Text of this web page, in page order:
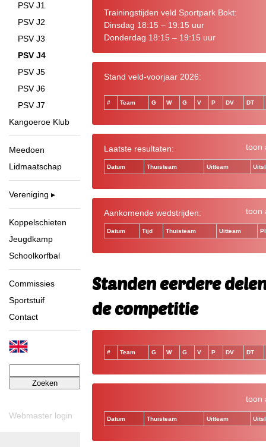
PSV J1
PSV J2
PSV J3
PSV J4
PSV J5
PSV J6
PSV J7
Kangoeroe Klub
Meedoen
Lidmaatschap
Vereniging
Koppelschieten
Jeugdkamp
Schoolkorfbal
Commissies
Sportstuif
Contact
naar:
Webmaster login
Trainingstijden veld Sportpark Bokt:
Dinsdag 18:15 – 19:15 uur
Donderdag 18:15 – 19:15 uur
Stand veld-voorjaar 2026:
# Team G W G V P DV DT
Laatste resultaten: toon
Datum Thuisteam Uitteam
Aankomende wedstrijden: toon
Datum Tijd Thuisteam Uitteam
Standen eerdere
de competitie
# Team G W G V P DV DT
toon
Datum Thuisteam Uitteam